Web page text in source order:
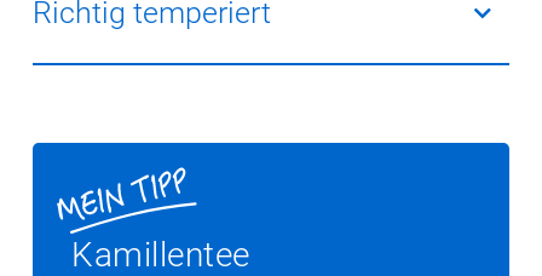
Obstkonserven enthalten mehr Säure, daher lieber zu
frischem Obst greifen. Hier gibt es Sorten mit wenig
Zitrusfrüchte, Sauerkirschen, Grapefruit, Kiwi).
Verzichten Sie möglichst auch auf Alkohol.
Richtig temperiert
Genießen Sie Speisen und Getränke weder zu heiß
Kamillentee